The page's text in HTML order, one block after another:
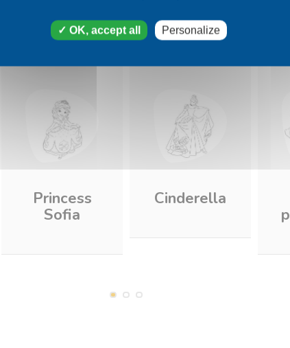
Princess
Sofia
Cinderella
OK, accept all Personalize